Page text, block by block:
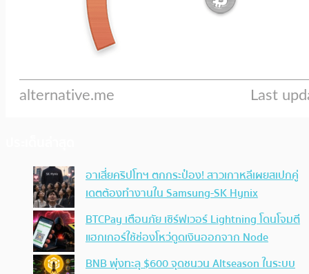
อาเสี่ยคริปโทฯ ตกกระป๋อง! สาวเกาหลีเผยสเปกคู่
เดตต้องทำงานใน Samsung-SK Hynix
BTCPay เตือนภัย เซิร์ฟเวอร์ Lightning โดนโจมตี
แฮกเกอร์ใช้ช่องโหว่ดูดเงินออกจาก Node
BNB พุ่งทะลุ $600 จุดชนวน Altseason ในระบบ